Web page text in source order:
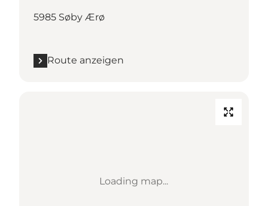
5985 Søby Ærø
Route anzeigen
Loading map...